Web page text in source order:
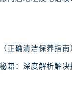
正确清洁保养指南
籍：深度解析解决